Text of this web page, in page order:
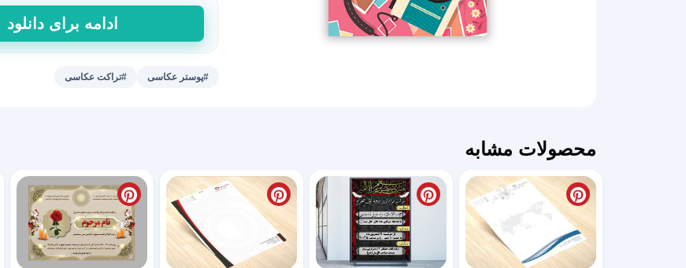
طرح
لایه
باز
ادامه برای دانلود
#پوستر عکاسی #تراکت عکاسی
محصولات مشابه